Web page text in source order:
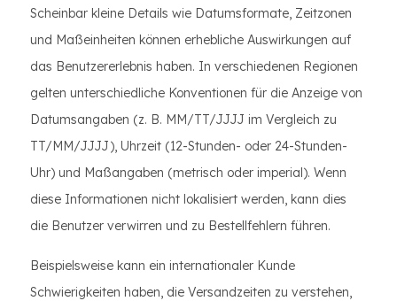
Scheinbar kleine Details wie Datumsformate, Zeitzonen
und Maßeinheiten können erhebliche Auswirkungen auf
das Benutzererlebnis haben. In verschiedenen Regionen
gelten unterschiedliche Konventionen für die Anzeige von
Datumsangaben (z. B. MM/TT/JJJJ im Vergleich zu
TT/MM/JJJJ), Uhrzeit (12-Stunden- oder 24-Stunden-
Uhr) und Maßangaben (metrisch oder imperial). Wenn
diese Informationen nicht lokalisiert werden, kann dies
die Benutzer verwirren und zu Bestellfehlern führen.
Beispielsweise kann ein internationaler Kunde
Schwierigkeiten haben, die Versandzeiten zu verstehen,